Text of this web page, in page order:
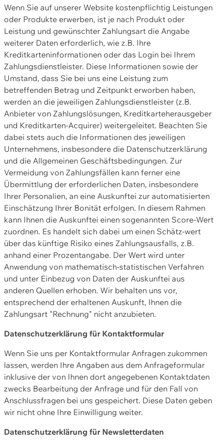
Wenn Sie auf unserer Website kostenpflichtig Leistungen
oder Produkte erwerben, ist je nach Produkt oder
Leistung und gewünschter Zahlungsart die Angabe
weiterer Daten erforderlich, wie z.B. Ihre
Kreditkarteninformationen oder das Login bei Ihrem
Zahlungsdienstleister. Diese Informationen sowie der
Umstand, dass Sie bei uns eine Leistung zum
betreffenden Betrag und Zeitpunkt erworben haben,
werden an die jeweiligen Zahlungsdienstleister (z.B.
Anbieter von Zahlungslösungen, Kreditkarteherausgeber
und Kreditkarten-Acquirer) weitergeleitet. Beachten Sie
dabei stets auch die Informationen des jeweiligen
Unternehmens, insbesondere die Datenschutzerklärung
und die Allgemeinen Geschäftsbedingungen. Zur
Vermeidung von Zahlungsfällen kann ferner eine
Übermittlung der erforderlichen Daten, insbesondere
Ihrer Personalien, an eine Auskunftei zur automatisierten
Einschätzung Ihrer Bonität erfolgen. In diesem Rahmen
kann Ihnen die Auskunftei einen sogenannten Score-Wert
zuordnen. Es handelt sich dabei um einen Schätz-wert
über das künftige Risiko eines Zahlungsausfalls, z.B.
anhand einer Prozentangabe. Der Wert wird unter
Anwendung von mathematisch-statistischen Verfahren
und unter Einbezug von Daten der Auskunftei aus
anderen Quellen erhoben. Wir behalten uns vor,
entsprechend der erhaltenen Auskunft, Ihnen die
Zahlungsart "Rechnung" nicht anzubieten.
Datenschutzerklärung für Kontaktformular
Wenn Sie uns per Kontaktformular Anfragen zukommen
lassen, werden Ihre Angaben aus dem Anfrageformular
inklusive der von Ihnen dort angegebenen Kontaktdaten
zwecks Bearbeitung der Anfrage und für den Fall von
Anschlussfragen bei uns gespeichert. Diese Daten geben
wir nicht ohne Ihre Einwilligung weiter.
Datenschutzerklärung für Newsletterdaten